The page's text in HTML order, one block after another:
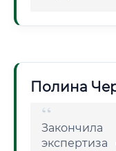
Полина